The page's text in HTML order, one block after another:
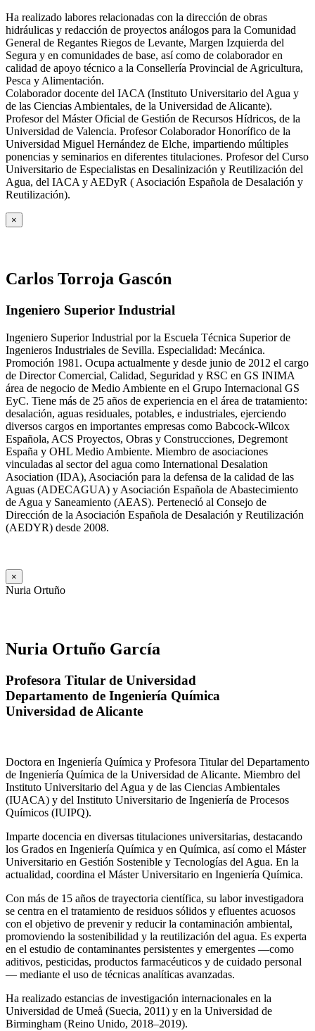
Ha realizado labores relacionadas con la dirección de obras
hidráulicas y redacción de proyectos análogos para la Comunidad
General de Regantes Riegos de Levante, Margen Izquierda del
Segura y en comunidades de base, así como de colaborador en
calidad de apoyo técnico a la Consellería Provincial de Agricultura,
Pesca y Alimentación.
Colaborador docente del IACA (Instituto Universitario del Agua y
de las Ciencias Ambientales, de la Universidad de Alicante).
Profesor del Máster Oficial de Gestión de Recursos Hídricos, de la
Universidad de Valencia. Profesor Colaborador Honorífico de la
Universidad Miguel Hernández de Elche, impartiendo múltiples
ponencias y seminarios en diferentes titulaciones. Profesor del Curso
Universitario de Especialistas en Desalinización y Reutilización del
Agua, del IACA y AEDyR ( Asociación Española de Desalación y
Reutilización).
×
Carlos Torroja Gascón
Ingeniero Superior Industrial
Ingeniero Superior Industrial por la Escuela Técnica Superior de
Ingenieros Industriales de Sevilla. Especialidad: Mecánica.
Promoción 1981. Ocupa actualmente y desde junio de 2012 el cargo
de Director Comercial, Calidad, Seguridad y RSC en GS INIMA
área de negocio de Medio Ambiente en el Grupo Internacional GS
EyC. Tiene más de 25 años de experiencia en el área de tratamiento:
desalación, aguas residuales, potables, e industriales, ejerciendo
diversos cargos en importantes empresas como Babcock-Wilcox
Española, ACS Proyectos, Obras y Construcciones, Degremont
España y OHL Medio Ambiente. Miembro de asociaciones
vinculadas al sector del agua como International Desalation
Asociation (IDA), Asociación para la defensa de la calidad de las
Aguas (ADECAGUA) y Asociación Española de Abastecimiento
de Agua y Saneamiento (AEAS). Perteneció al Consejo de
Dirección de la Asociación Española de Desalación y Reutilización
(AEDYR) desde 2008.
×
Nuria Ortuño
Nuria Ortuño García
Profesora Titular de Universidad
Departamento de Ingeniería Química
Universidad de Alicante
Doctora en Ingeniería Química y Profesora Titular del Departamento
de Ingeniería Química de la Universidad de Alicante. Miembro del
Instituto Universitario del Agua y de las Ciencias Ambientales
(IUACA) y del Instituto Universitario de Ingeniería de Procesos
Químicos (IUIPQ).
Imparte docencia en diversas titulaciones universitarias, destacando
los Grados en Ingeniería Química y en Química, así como el Máster
Universitario en Gestión Sostenible y Tecnologías del Agua. En la
actualidad, coordina el Máster Universitario en Ingeniería Química.
Con más de 15 años de trayectoria científica, su labor investigadora
se centra en el tratamiento de residuos sólidos y efluentes acuosos
con el objetivo de prevenir y reducir la contaminación ambiental,
promoviendo la sostenibilidad y la reutilización del agua. Es experta
en el estudio de contaminantes persistentes y emergentes —como
aditivos, pesticidas, productos farmacéuticos y de cuidado personal
— mediante el uso de técnicas analíticas avanzadas.
Ha realizado estancias de investigación internacionales en la
Universidad de Umeå (Suecia, 2011) y en la Universidad de
Birmingham (Reino Unido, 2018–2019).